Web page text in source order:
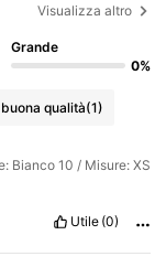
Visualizza altro
Grande
0%
buona qualità(1)
Bianco 10 / Misure: XS
Utile (0)